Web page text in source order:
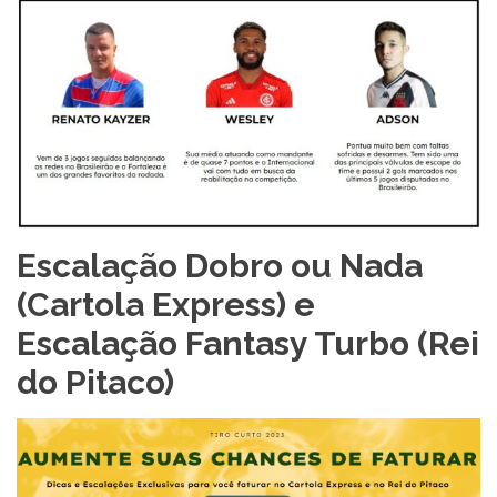
Escalação Dobro ou Nada
(Cartola Express) e
Escalação Fantasy Turbo (Rei
do Pitaco)